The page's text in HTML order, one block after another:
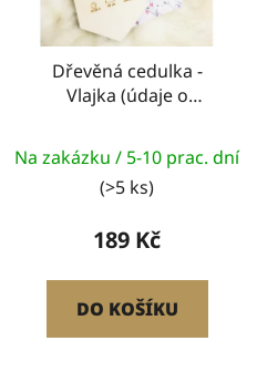
k
Dřevěná cedulka -
Vlajka (údaje o
Na zakázku / 5-10 prac. dní
(>5 ks)
189 Kč
DO KOŠÍKU